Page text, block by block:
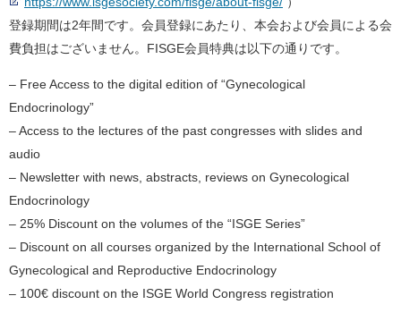
登録期間は2年間です。会員登録にあたり、本会および会員による会
費負担はございません。FISGE会員特典は以下の通りです。
– Free Access to the digital edition of “Gynecological
Endocrinology”
– Access to the lectures of the past congresses with slides and
audio
– Newsletter with news, abstracts, reviews on Gynecological
Endocrinology
– 25% Discount on the volumes of the “ISGE Series”
– Discount on all courses organized by the International School of
Gynecological and Reproductive Endocrinology
– 100€ discount on the ISGE World Congress registration